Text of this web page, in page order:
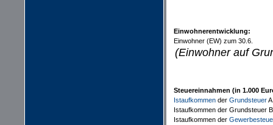
Einwohnerentwicklung:
Einwohner (EW) zum 30.6.
(Einwohner auf
Steuereinnahmen (in 1.000
Istaufkommen der GrundsteuerA
Istaufkommen der Grundsteuer B
Istaufkommen der